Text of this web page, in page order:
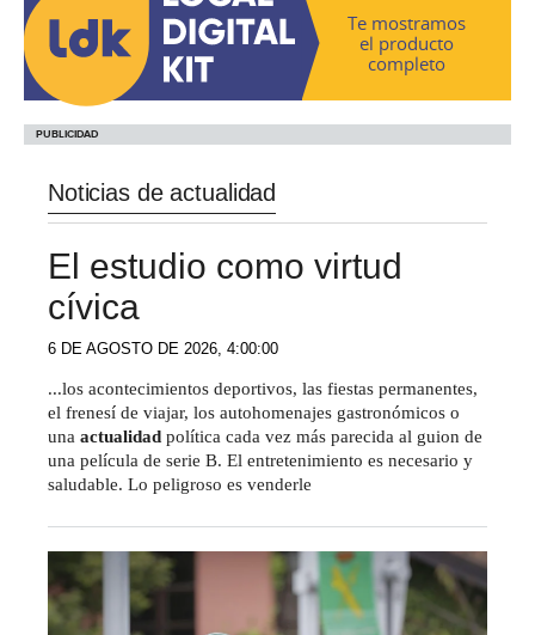
Te mostramos
el producto
completo
Noticias de actualidad
El estudio como virtud
cívica
6 DE AGOSTO DE 2026, 4:00:00
...los acontecimientos deportivos, las fiestas permanentes,
el frenesí de viajar, los autohomenajes gastronómicos o
una actualidad política cada vez más parecida al guion de
una película de serie B. El entretenimiento es necesario y
saludable. Lo peligroso es venderle